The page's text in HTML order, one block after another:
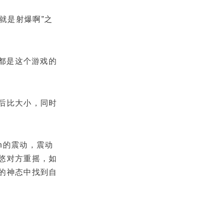
射爆啊”之
这个游戏的
比大小，同时
震动，震动
对方重摇，如
神态中找到自